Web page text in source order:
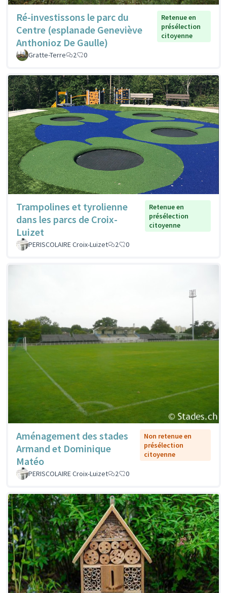
Ré-investissons le parc du
Centre (esplanade Geneviève
Anthonioz De Gaulle)
Retenue en
présélection
citoyenne
Gratte-Terre 2 0
Trampolines et tyrolienne
dans les parcs de Croix-
Luizet
Retenue en
présélection
citoyenne
PERISCOLAIRE Croix-Luizet 2 0
Aménagement des stades
Armand et Dominique
Matéo
Non retenue en
présélection
citoyenne
PERISCOLAIRE Croix-Luizet 2 0